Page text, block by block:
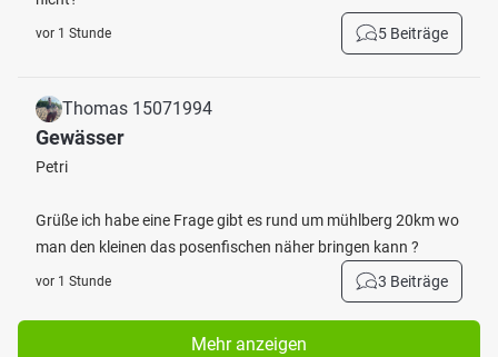
vor 1 Stunde 5 Beiträge
Thomas 15071994
Gewässer
Petri
Grüße ich habe eine Frage gibt es rund um mühlberg 20km wo
man den kleinen das posenfischen näher bringen kann ?
vor 1 Stunde 3 Beiträge
Mehr anzeigen